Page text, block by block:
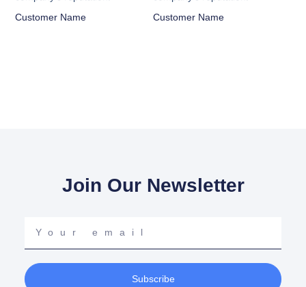
Customer Name
Customer Name
Join Our Newsletter
email
Subscribe